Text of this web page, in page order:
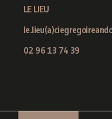
LE LIEU
02 96 13 74 39